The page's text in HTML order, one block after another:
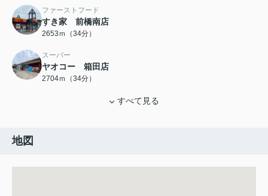
ファーストフード
すき家 前橋南店
2653ｍ（34分）
スーパー
ヤオコー 箱田店
2704ｍ（34分）
すべて見る
地図